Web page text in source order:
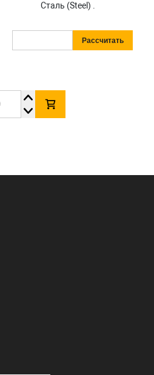
Сталь (Steel) .
Рассчитать